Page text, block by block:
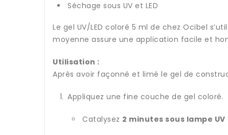
Séchage sous UV et LED
Le gel UV/LED coloré 5 ml de chez Ocibel
moyenne assure une application facile et
Utilisation :
Après avoir façonné et limé le gel de
Appliquez une fine couche de gel coloré.
Catalysez 2 minutes sous lampe UV